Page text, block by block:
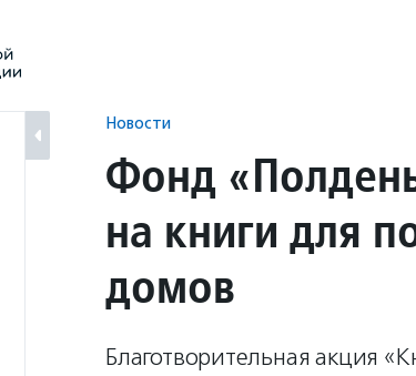
Новости
Фонд
на книги для
домов
Благотворительная акция